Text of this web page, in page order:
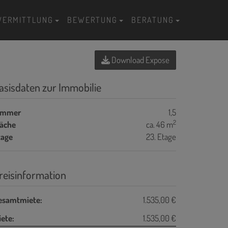
BEWERTUNG BERATUNG
Download Expose
zur Immobilie
1,5
ca. 46 m2
23. Etage
1.535,00 €
1.535,00 €